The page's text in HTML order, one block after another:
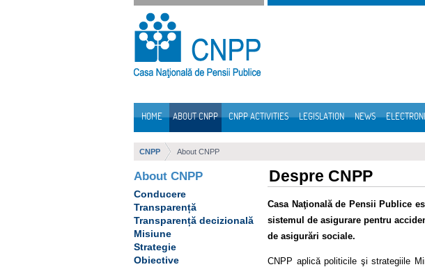
Skip to Content
HOME ABOUT CNPP CNPP ACTIVITIES LEGISLATION NEWS
CNPP About CNPP
About CNPP
Conducere
Transparență
Transparență decizională
Misiune
Strategie
Obiective
Despre CNPP
Casa Naţională de Pensii Publice
sistemul de asigurare pentru
de asigurări sociale.
CNPP aplică politicile şi strategiile